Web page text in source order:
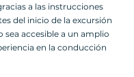
a las instrucciones
del inicio de la excursión
sea accesible a un amplio
en la conducción